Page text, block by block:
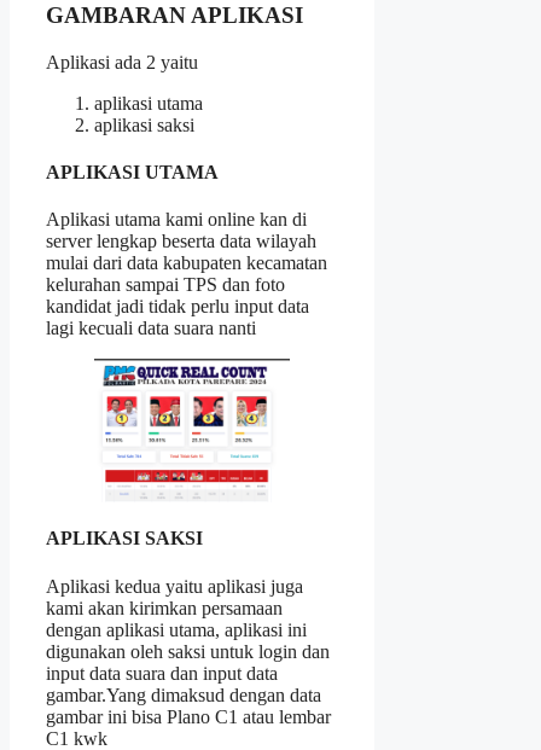
GAMBARAN APLIKASI
Aplikasi ada 2 yaitu
aplikasi utama
aplikasi saksi
APLIKASI UTAMA
Aplikasi utama kami online kan di
server lengkap beserta data wilayah
mulai dari data kabupaten kecamatan
kelurahan sampai TPS dan foto
kandidat jadi tidak perlu input data
lagi kecuali data suara nanti
APLIKASI SAKSI
Aplikasi kedua yaitu aplikasi juga
kami akan kirimkan persamaan
dengan aplikasi utama, aplikasi ini
digunakan oleh saksi untuk login dan
input data suara dan input data
gambar.Yang dimaksud dengan data
gambar ini bisa Plano C1 atau lembar
C1 kwk